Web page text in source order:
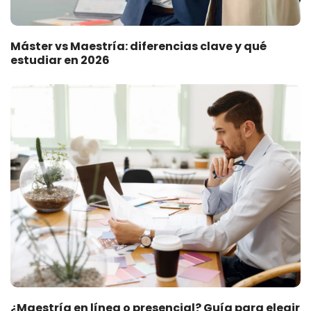
Máster vs Maestría: diferencias clave y qué
estudiar en 2026